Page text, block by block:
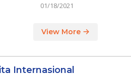
01/18/2021
View More
Internasional